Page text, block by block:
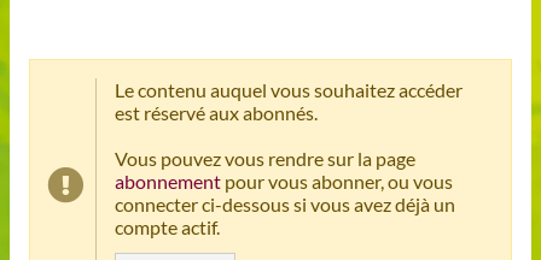
Le contenu auquel vous souhaitez accéder
est réservé aux abonnés.
Vous pouvez vous rendre sur la page
abonnementpour vous abonner, ou vous
connecter ci-dessous si vous avez déjà un
compte actif.